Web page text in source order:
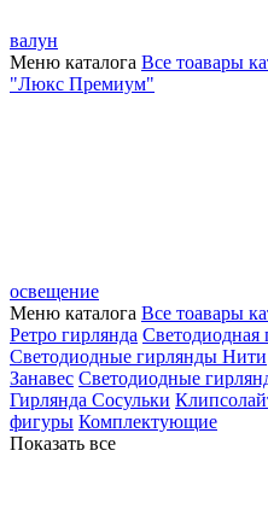
валун
Меню каталога Все тоавары
"Люкс Премиум"
освещение
Меню каталога Все тоавары
Ретро гирлянда Светодиодная
Светодиодные гирлянды Нити
Занавес Светодиодные
Гирлянда Сосульки
фигуры Комплектующие
Показать все